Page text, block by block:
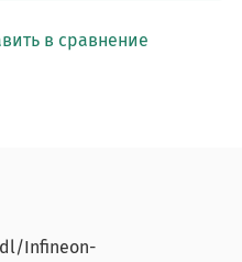
в сравнение
Infineon-